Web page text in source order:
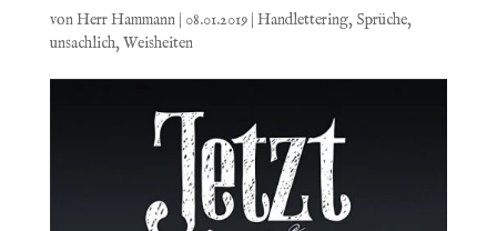
vonHerr Hammann| 08.01.2019| Handlettering, Sprüche,
unsachlich, Weisheiten